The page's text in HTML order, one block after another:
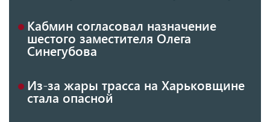
Кабмин согласовал назначение
шестого заместителя Олега
Синегубова
Из-за жары трасса на Харьковщине
стала опасной